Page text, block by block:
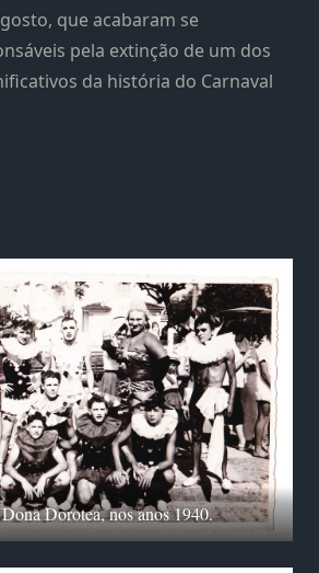
que acabaram se
pela extinção de um dos
da história do Carnaval
Dorotea, nos anos 1940.